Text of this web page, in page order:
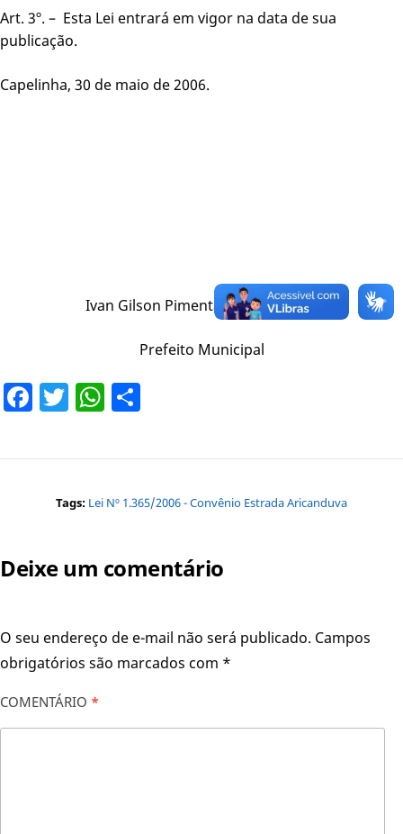
Art. 3º. – Esta Lei entrará em vigor na data de sua
publicação.
Capelinha, 30 de maio de 2006.
Ivan Gilson Pimenta de Figueiredo
Prefeito Municipal
Facebook
TwitterWhatsApp
Tags: Lei Nº 1.365/2006 - Convênio Estrada Aricanduva
Deixe um comentário
O seu endereço de e-mail não será publicado. Campos
obrigatórios são marcados com *
COMENTÁRIO *